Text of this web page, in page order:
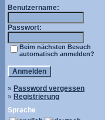
Benutzername:
Passwort:
Beim nächsten Besuch
automatisch anmelden?
» Password vergessen
» Registrierung
Sprache